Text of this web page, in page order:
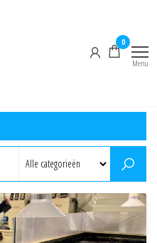
0
Menu